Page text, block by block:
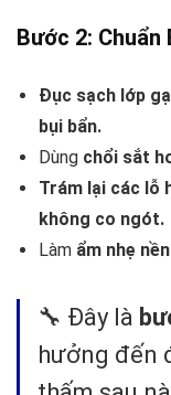
Bước 2:
Đục sạch lớp
bụi bẩn.
Dùng chổi sắt
Trám lại các lỗ
không co ngót.
Làm ẩm nhẹ nền
🔧 Đây là
hưởng đến